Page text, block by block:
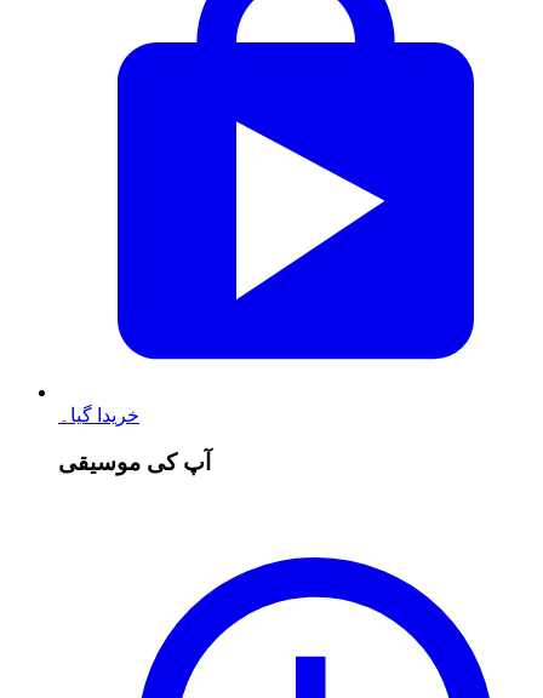
خریدا گیا۔
آپ کی موسیقی